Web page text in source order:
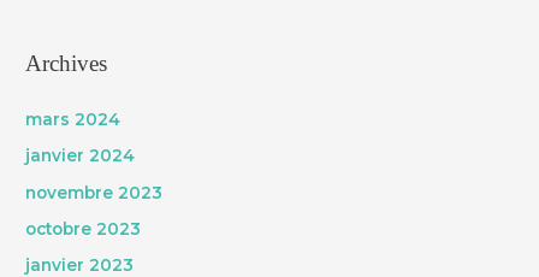
Archives
mars 2024
janvier 2024
novembre 2023
octobre 2023
janvier 2023